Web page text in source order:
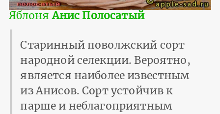
ЯблоняАнис Полосатый
Старинный поволжский сорт
народной селекции. Вероятно,
является наиболее известным
из Анисов. Сорт устойчив к
парше и неблагоприятным